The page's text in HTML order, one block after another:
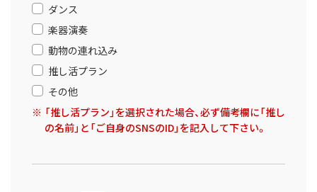
ダンス
楽器演奏
動物の連れ込み
推し活プラン
その他
「推し活プラン」を選択された場合、必ず備考欄に「推し
の名前」と「ご自身のSNSのID」を記入して下さい。